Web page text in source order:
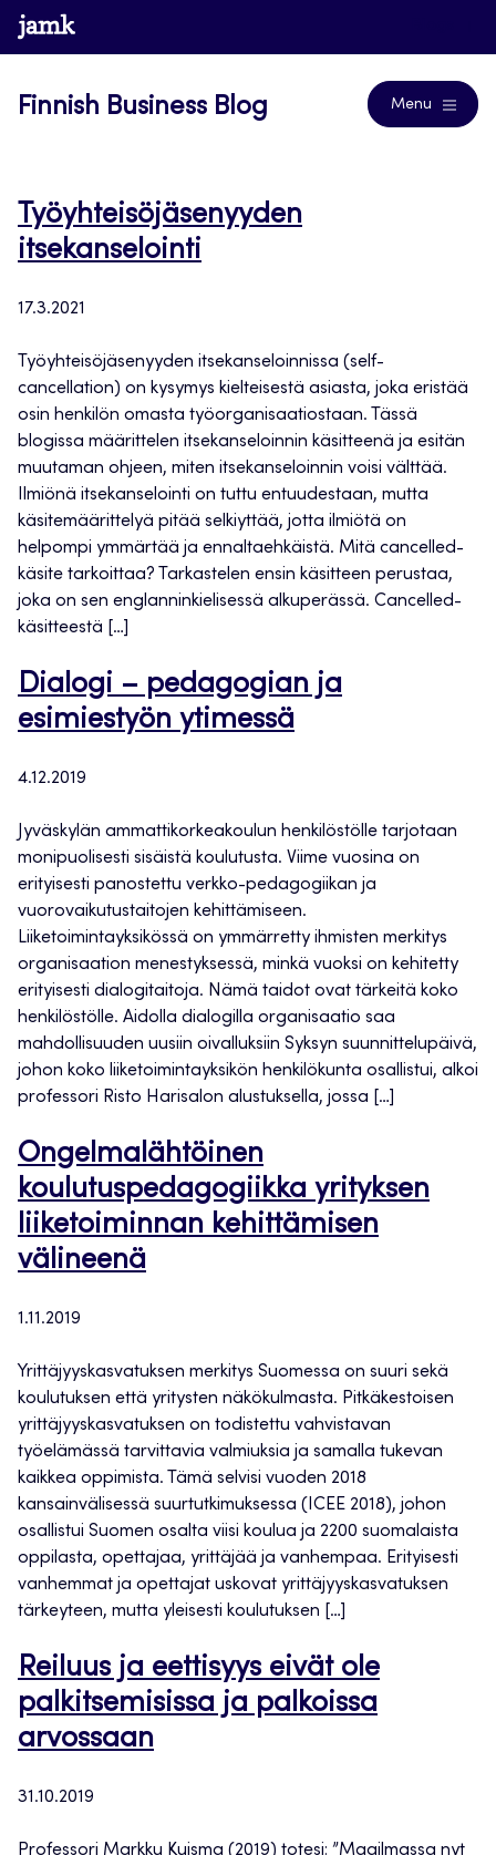
Skip
to
www.jamk.fi
Finnish Business Blog Menu
Työyhteisöjäsenyyden
itsekanselointi
17.3.2021
Työyhteisöjäsenyyden itsekanseloinnissa (self-
cancellation) on kysymys kielteisestä asiasta, joka eristää
osin henkilön omasta työorganisaatiostaan. Tässä
blogissa määrittelen itsekanseloinnin käsitteenä ja esitän
muutaman ohjeen, miten itsekanseloinnin voisi välttää.
Ilmiönä itsekanselointi on tuttu entuudestaan, mutta
käsitemäärittelyä pitää selkiyttää, jotta ilmiötä on
helpompi ymmärtää ja ennaltaehkäistä. Mitä cancelled-
käsite tarkoittaa? Tarkastelen ensin käsitteen perustaa,
joka on sen englanninkielisessä alkuperässä. Cancelled-
käsitteestä […]
Dialogi – pedagogian ja
esimiestyön ytimessä
4.12.2019
Jyväskylän ammattikorkeakoulun henkilöstölle tarjotaan
monipuolisesti sisäistä koulutusta. Viime vuosina on
erityisesti panostettu verkko-pedagogiikan ja
vuorovaikutustaitojen kehittämiseen.
Liiketoimintayksikössä on ymmärretty ihmisten merkitys
organisaation menestyksessä, minkä vuoksi on kehitetty
erityisesti dialogitaitoja. Nämä taidot ovat tärkeitä koko
henkilöstölle. Aidolla dialogilla organisaatio saa
mahdollisuuden uusiin oivalluksiin Syksyn suunnittelupäivä,
johon koko liiketoimintayksikön henkilökunta osallistui, alkoi
professori Risto Harisalon alustuksella, jossa […]
Ongelmalähtöinen
koulutuspedagogiikka yrityksen
liiketoiminnan kehittämisen
välineenä
1.11.2019
Yrittäjyyskasvatuksen merkitys Suomessa on suuri sekä
koulutuksen että yritysten näkökulmasta. Pitkäkestoisen
yrittäjyyskasvatuksen on todistettu vahvistavan
työelämässä tarvittavia valmiuksia ja samalla tukevan
kaikkea oppimista. Tämä selvisi vuoden 2018
kansainvälisessä suurtutkimuksessa (ICEE 2018), johon
osallistui Suomen osalta viisi koulua ja 2200 suomalaista
oppilasta, opettajaa, yrittäjää ja vanhempaa. Erityisesti
vanhemmat ja opettajat uskovat yrittäjyyskasvatuksen
tärkeyteen, mutta yleisesti koulutuksen […]
Reiluus ja eettisyys eivät ole
palkitsemisissa ja palkoissa
arvossaan
31.10.2019
Professori Markku Kuisma (2019) totesi: ”Maailmassa nyt